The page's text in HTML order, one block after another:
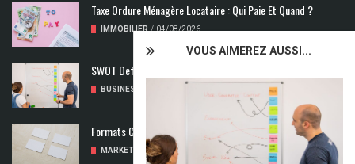
VOUS AIMEREZ AUSSI...
Taxe Ordure Ménagère Locataire : Qui Paie Et Quand ?
IMMOBILIER / 04/08/2026
SWOT Def : Qu’est-Ce Que L’analyse SWOT ?
BUSINESS
Formats Carte De Visite : Les Dimensions À Découvrir
MARKETING / 01/08/2026